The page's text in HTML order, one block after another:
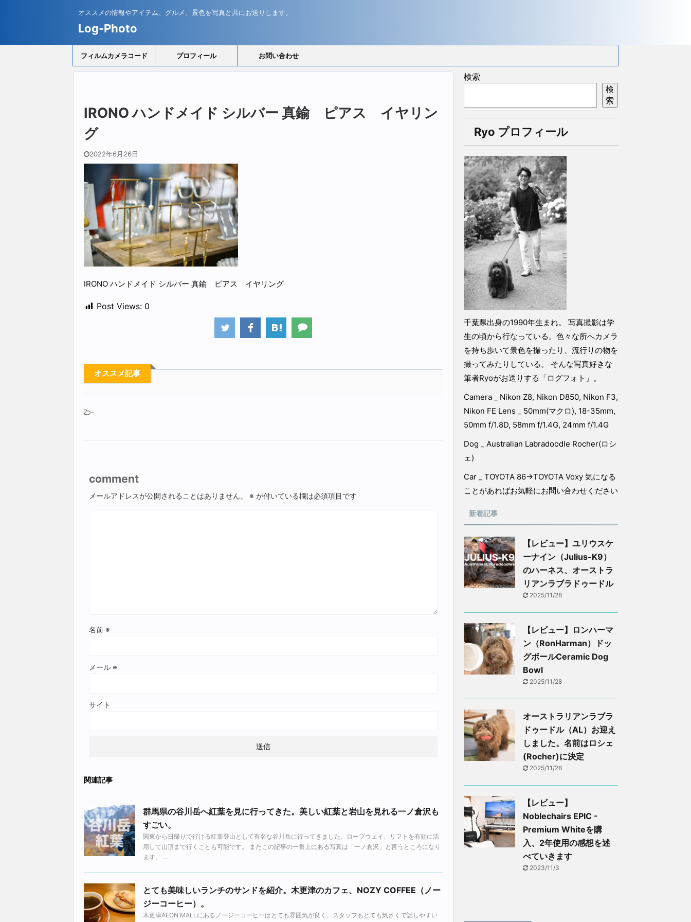
オススメの情報やアイテム、グルメ、景色を写真と共にお送りします。
Log-Photo
フィルムカメラコード プロフィール お問い合わせ
IRONO ハンドメイド シルバー 真鍮 ピアス イヤリン
グ
2022年6月26日
IRONO ハンドメイド シルバー 真鍮 ピアス イヤリング
Post Views: 0
オススメ記事
-
comment
メールアドレスが公開されることはありません。 ※ が付いている欄は必須項目です
名前 ※
メール ※
サイト
関連記事
群馬県の谷川岳へ紅葉を見に行ってきた。美しい紅葉と岩山を見れる一ノ倉沢も
すごい。
関東から日帰りで行ける紅葉登山として有名な谷川岳に行ってきました。ロープウェイ、リフトを有効に活
用して山頂まで行くことも可能です。 またこの記事の一番上にある写真は「一ノ倉沢」と言うところになり
ます。 ...
とても美味しいランチのサンドを紹介。木更津のカフェ、NOZY COFFEE（ノー
ジーコーヒー）。
木更津AEON MALLにあるノージーコーヒーはとても雰囲気が良く、スタッフもとても気さくで話しやすい
検索
検
索
Ryo プロフィール
千葉県出身の1990年生まれ。 写真撮影は学
生の頃から行なっている。色々な所へカメラ
を持ち歩いて景色を撮ったり、流行りの物を
撮ってみたりしている。 そんな写真好きな
筆者Ryoがお送りする「ログフォト」。
Camera _ Nikon Z8, Nikon D850, Nikon F3,
Nikon FE Lens _ 50mm(マクロ), 18-35mm,
50mm f/1.8D, 58mm f/1.4G, 24mm f/1.4G
Dog _ Australian Labradoodle Rocher(ロシ
ェ)
Car _ TOYOTA 86→TOYOTA Voxy 気になる
ことがあればお気軽にお問い合わせください
新着記事
【レビュー】ユリウスケ
ーナイン（Julius-K9）
のハーネス、オーストラ
リアンラブラドゥードル
2025/11/28
【レビュー】ロンハーマ
ン（RonHarman）ドッ
グボールCeramic Dog
Bowl
2025/11/28
オーストラリアンラブラ
ドゥードル（AL）お迎え
しました。名前はロシェ
(Rocher)に決定
2025/11/28
【レビュー】
Noblechairs EPIC -
Premium Whiteを購
入、2年使用の感想を述
べていきます
2023/11/3